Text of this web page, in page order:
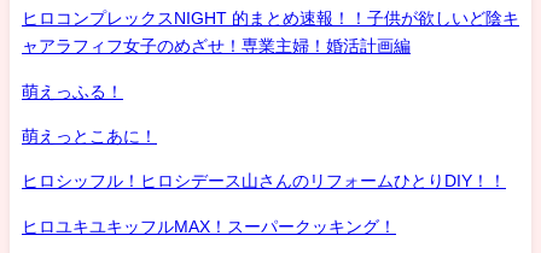
ヒロコンプレックスNIGHT 的まとめ速報！！子供が欲しいど陰キ
ャアラフィフ女子のめざせ！専業主婦！婚活計画編
萌えっふる！
萌えっとこあに！
ヒロシッフル！ヒロシデース山さんのリフォームひとりDIY！！
ヒロユキユキッフルMAX！スーパークッキング！